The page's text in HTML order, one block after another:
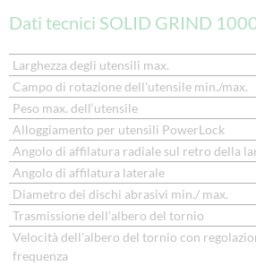
Dati tecnici SOLID GRIND
Larghezza degli utensili max.
Campo di rotazione dell'utensile min./max.
Peso max. dell‘utensile
Alloggiamento per utensili PowerLock
Angolo di affilatura radiale sul retro della
Angolo di affilatura laterale
Diametro dei dischi abrasivi min./ max.
Trasmissione dell’albero del tornio
Velocità dell'albero del tornio con
frequenza